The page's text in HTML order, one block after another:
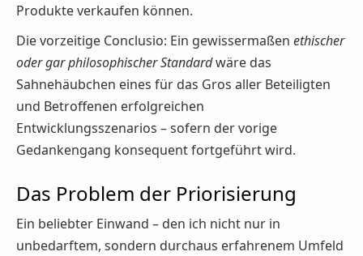
Produkte verkaufen können.
Die vorzeitige Conclusio: Ein gewissermaßen ethischer
oder gar philosophischer Standardwäre das
Sahnehäubchen eines für das Gros aller Beteiligten
und Betroffenen erfolgreichen
Entwicklungsszenarios – sofern der vorige
Gedankengang konsequent fortgeführt wird.
Das Problem der Priorisierung
Ein beliebter Einwand – den ich nicht nur in
unbedarftem, sondern durchaus erfahrenem Umfeld